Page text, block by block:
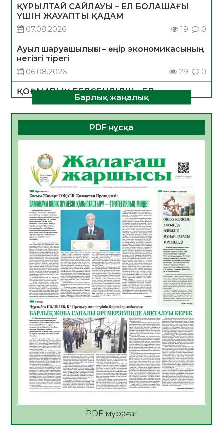
ҚҰРЫЛТАЙ САЙЛАУЫ – ЕЛ БОЛАШАҒЫ
ҮШІН ЖАУАПТЫ ҚАДАМ
07.08.2026
19 0
Ауыл шаруашылығы – өңір экономикасының
негізгі тірегі
06.08.2026
29 0
ҚОҒАМДЫҚ БЕЛСЕНДІЛІК – ЕЛ
ДАМУЫНЫҢ НЕГІЗІ
06.08.2026
28 0
ҚҰРЫЛТАЙ САЙЛАУЫ – БОЛАШАҚҚА
БАСТАР ЖАУАПТЫ ТАҢДАУ
06.08.2026
Инфекциялық ауруларға қарсы иммундау
жұмыстарының тиімділігі
06.08.2026
31
Көкжөтел ауруы туралы
06.08.2026
28
АПВ вакцинасы туралы мәлімет
06.08.2026
29
Open Air: Қызылорда облысы полиция
департаменті 20 мыңнан астам
көрерменнің қауіпсіздігін қамтамасыз етті
06.08.2026
40
ҚЫЗЫЛОРДАДА «САНАЛЫ ҰРПАҚ –
ЖАРҚЫН БОЛАШАҚ» АТТЫ КЕҢЕЙТІЛГЕН
МӘЖІЛІС ӨТТІ
05.08.2026
41
Қазақстан Орталық Азиядағы көшуге ең
Барлық жаңалық
PDF нұсқа
PDF мұрағат